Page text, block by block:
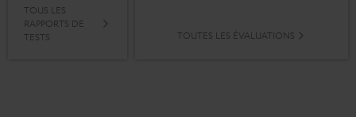
TOUS LES
RAPPORTS DE
TESTS
TOUTES LES ÉVALUATIONS